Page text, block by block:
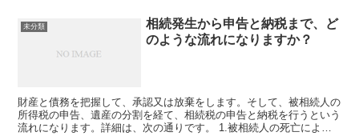
未分類
相続発生から申告と納税まで、ど
のような流れになりますか？
財産と債務を把握して、承認又は放棄をします。そして、被相続人の
所得税の申告、遺産の分割を経て、相続税の申告と納税を行うという
流れになります。詳細は、次の通りです。 1.被相続人の死亡により